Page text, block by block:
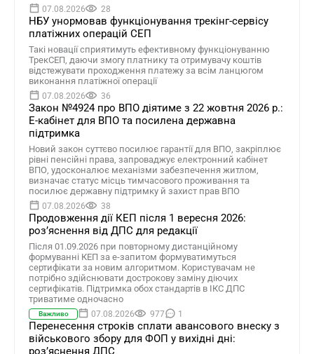
07.08.2026 28
НБУ унормовав функціонування трекінг-сервісу
платіжних операцій СЕП
Такі новації сприятимуть ефективному функціонуванню
ТрекСЕП, даючи змогу платнику та отримувачу коштів
відстежувати проходження платежу за всім ланцюгом
виконання платіжної операції
07.08.2026 36
Закон №4924 про ВПО діятиме з 22 жовтня 2026 р.:
Е-кабінет для ВПО та посилена державна
підтримка
Новий закон суттєво посилює гарантії для ВПО, закріплює
рівні пенсійні права, запроваджує електронний кабінет
ВПО, удосконалює механізми забезпечення житлом,
визначає статус місць тимчасового проживання та
посилює державну підтримку й захист прав ВПО
07.08.2026 38
Продовження дії КЕП після 1 вересня 2026:
розʼяснення від ДПС для редакції
Після 01.09.2026 при повторному дистанційному
формуванні КЕП за е-запитом формуватимуться
сертифікати за новим алгоритмом. Користувачам не
потрібно здійснювати дострокову заміну діючих
сертифікатів. Підтримка обох стандартів в ІКС ДПС
триватиме одночасно
Важливо 07.08.2026 977 1
Перенесення строків сплати авансового внеску з
військового збору для ФОП у вихідні дні:
роз’яснення ДПС